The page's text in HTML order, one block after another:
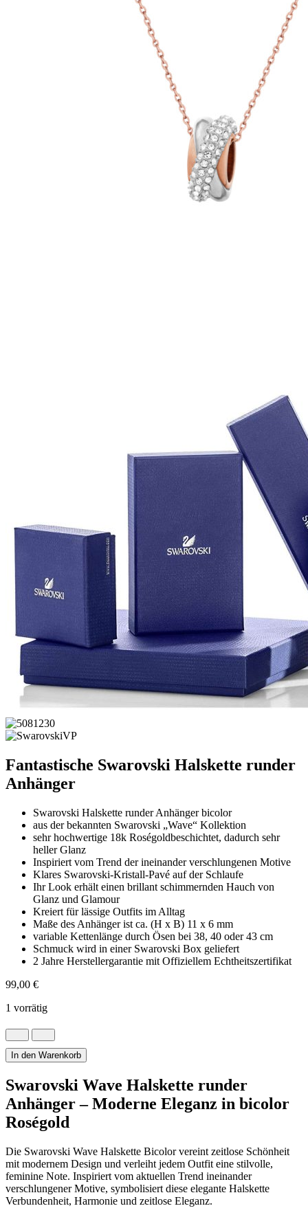
Fantastische Swarovski Halskette runder
Anhänger
Swarovski Halskette runder Anhänger bicolor
aus der bekannten Swarovski „Wave“ Kollektion
sehr hochwertige 18k Roségoldbeschichtet, dadurch sehr
heller Glanz
Inspiriert vom Trend der ineinander verschlungenen Motive
Klares Swarovski-Kristall-Pavé auf der Schlaufe
Ihr Look erhält einen brillant schimmernden Hauch von
Glanz und Glamour
Kreiert für lässige Outfits im Alltag
Maße des Anhänger ist ca. (H x B) 11 x 6 mm
variable Kettenlänge durch Ösen bei 38, 40 oder 43 cm
Schmuck wird in einer Swarovski Box geliefert
2 Jahre Herstellergarantie mit Offiziellem Echtheitszertifikat
99,00 €
1 vorrätig
Fantastische
Swarovski
Halskette
Anhänger
Menge
In den Warenkorb
Swarovski Wave Halskette runder
Anhänger – Moderne Eleganz in bicolor
Roségold
Die Swarovski Wave Halskette Bicolor vereint zeitlose Schönheit
mit modernem Design und verleiht jedem Outfit eine stilvolle,
feminine Note. Inspiriert vom aktuellen Trend ineinander
verschlungener Motive, symbolisiert diese elegante Halskette
Verbundenheit, Harmonie und zeitlose Eleganz.